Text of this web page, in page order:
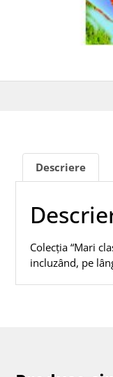
Descriere
Colecția “Mari
incluzând, pe